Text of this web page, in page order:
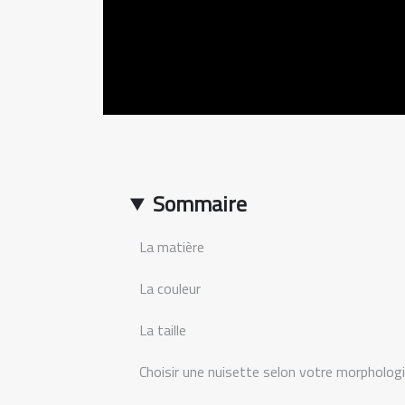
Sommaire
La matière
La couleur
La taille
Choisir une nuisette selon votre